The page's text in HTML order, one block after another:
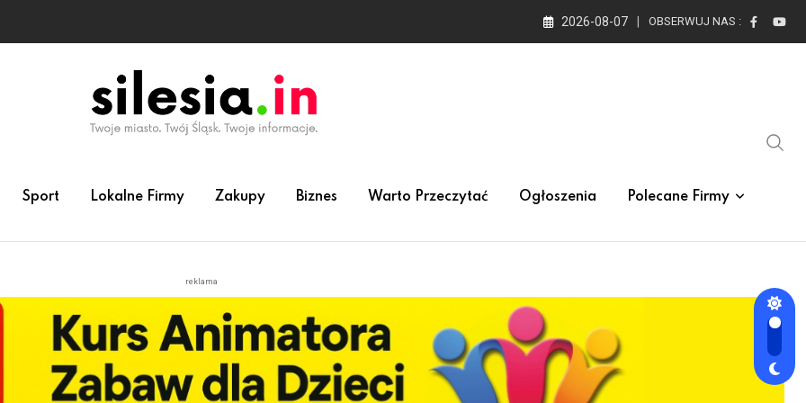
2026-08-07 OBSERWUJ NAS :
Sport Lokalne Firmy Zakupy Biznes Warto Przeczytać Ogłoszenia Polecane Firmy
reklama